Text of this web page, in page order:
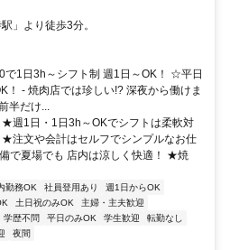
」より徒歩3分。
で1日3h～シフト制 週1日～OK！ ☆平日
- 焼肉店では珍しい!? 深夜から働けま
半だけ...
週1日・1日3h～OKでシフトは柔軟対
注文や会計はセルフでシンプルなお仕
で夏場でも 店内は涼しく快適！ ★焼
勤務OK 社員登用あり
週1日からOK
土日祝のみOK
主婦・主夫歓迎
学歴不問 平日のみOK 学生歓迎
転勤なし
夜間